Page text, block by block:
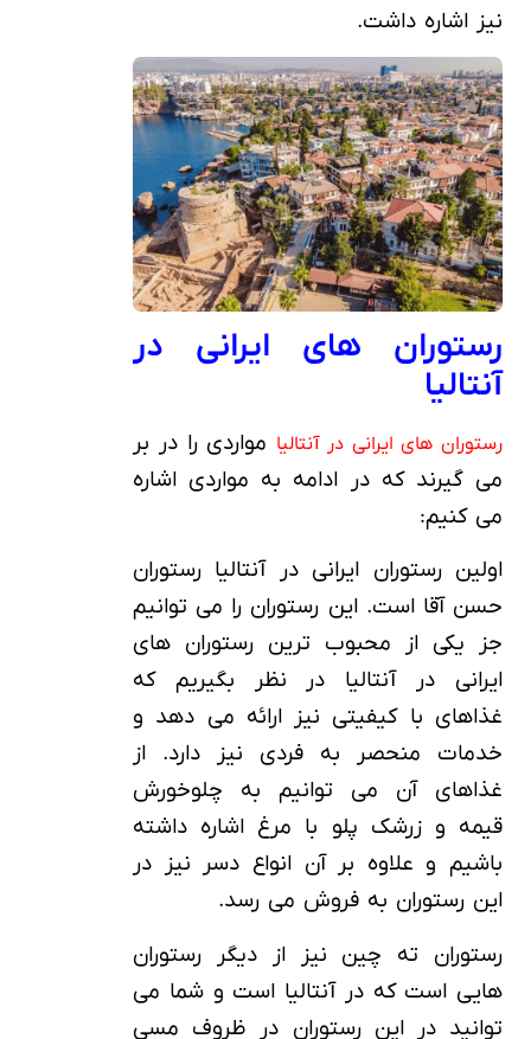
نیز اشاره داشت.
رستوران های ایرانی در
آنتالیا
رستوران های ایرانی در آنتالیا مواردی را در بر
می گیرند که در ادامه به مواردی اشاره
می کنیم:
اولین رستوران ایرانی در آنتالیا رستوران
حسن آقا است. این رستوران را می توانیم
جز یکی از محبوب ترین رستوران های
ایرانی در آنتالیا در نظر بگیریم که
غذاهای با کیفیتی نیز ارائه می دهد و
خدمات منحصر به فردی نیز دارد. از
غذاهای آن می توانیم به چلوخورش
قیمه و زرشک پلو با مرغ اشاره داشته
باشیم و علاوه بر آن انواع دسر نیز در
این رستوران به فروش می رسد.
رستوران ته چین نیز از دیگر رستوران
هایی است که در آنتالیا است و شما می
توانید در این رستوران در ظروف مسی